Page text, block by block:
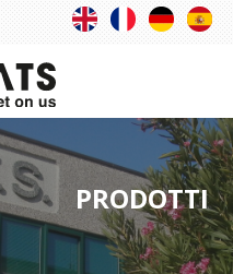
PRODOTTI